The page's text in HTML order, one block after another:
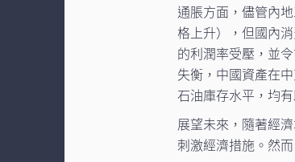
通脹方面，儘管內
格上升），但國內
的利潤率受壓，並
失衡，中國資產在
石油庫存水平，均
展望未來，隨著經
刺激經濟措施。然